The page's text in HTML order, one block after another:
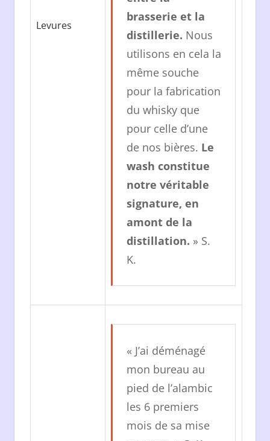
Levures
brasserie et la
distillerie. Nous
utilisons en cela la
même souche
pour la fabrication
du whisky que
pour celle d’une
de nos bières. Le
wash constitue
notre véritable
signature, en
amont de la
distillation. » S.
K.
« J’ai déménagé
mon bureau au
pied de l’alambic
les 6 premiers
mois de sa mise